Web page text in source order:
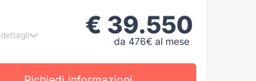
€ 39.550
da 476€ al mese